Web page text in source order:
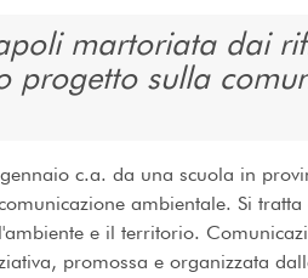
martoriata dai
progetto sulla
c.a. da una scuola in
ambientale. Si
e il territorio.
promossa e organizzata